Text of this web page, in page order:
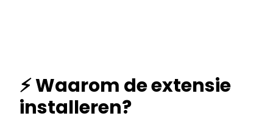
⚡ Waarom de extensie
installeren?